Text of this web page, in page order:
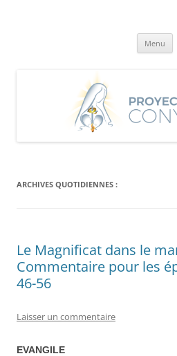
Menu
ARCHIVES QUOTIDIENNES :
Le Magnificat dans le
Commentaire pour les
46-56
Laisser un commentaire
EVANGILE